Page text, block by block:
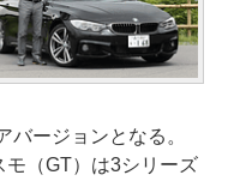
バージョンとなる。
（GT）は3シリーズ